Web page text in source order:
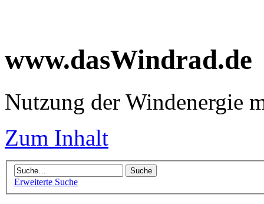
www.dasWindrad.de
Nutzung der Windenergie
Zum Inhalt
Erweiterte Suche